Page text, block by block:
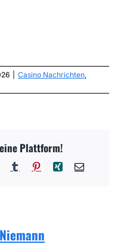
Casino Nachrichten
Plattform!
Tumblr PinterestXing E-